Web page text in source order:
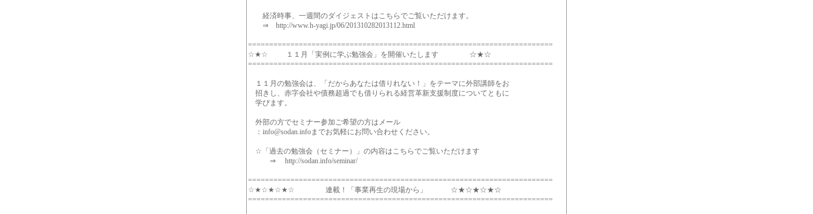
経済時事、一週間のダイジェストはこちらでご覧いただけます。
⇒ http://www.h-yagi.jp/06/201310282013112.html
========================================================================
☆★☆ １１月「実例に学ぶ勉強会」を開催いたします ☆★☆
========================================================================
１１月の勉強会は、「だからあなたは借りれない！」をテーマに外部講師をお
招きし、赤字会社や債務超過でも借りられる経営革新支援制度についてともに
学びます。
外部の方でセミナー参加ご希望の方はメール
：info@sodan.infoまでお気軽にお問い合わせください。
☆「過去の勉強会（セミナー）」の内容はこちらでご覧いただけます
⇒ http://sodan.info/seminar/
========================================================================
☆★☆★☆★☆ 連載！「事業再生の現場から」 ☆★☆★☆★☆
========================================================================